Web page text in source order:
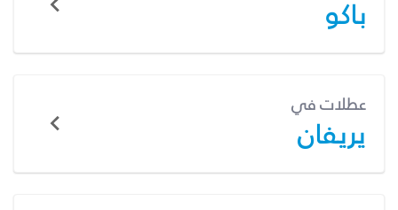
باكو
عطلات في
يريفان